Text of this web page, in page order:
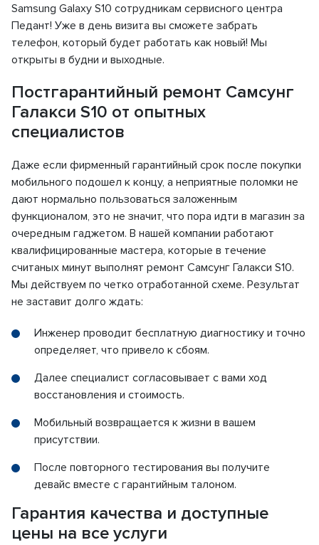
Samsung Galaxy S10 сотрудникам сервисного центра
Педант! Уже в день визита вы сможете забрать
телефон, который будет работать как новый! Мы
открыты в будни и выходные.
Постгарантийный ремонт Самсунг
Галакси S10 от опытных
специалистов
Даже если фирменный гарантийный срок после покупки
мобильного подошел к концу, а неприятные поломки не
дают нормально пользоваться заложенным
функционалом, это не значит, что пора идти в магазин за
очередным гаджетом. В нашей компании работают
квалифицированные мастера, которые в течение
считаных минут выполнят ремонт Самсунг Галакси S10.
Мы действуем по четко отработанной схеме. Результат
не заставит долго ждать:
Инженер проводит бесплатную диагностику и точно
определяет, что привело к сбоям.
Далее специалист согласовывает с вами ход
восстановления и стоимость.
Мобильный возвращается к жизни в вашем
присутствии.
После повторного тестирования вы получите
девайс вместе с гарантийным талоном.
Гарантия качества и доступные
цены на все услуги